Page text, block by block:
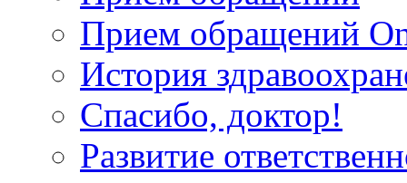
Прием обращений
История
Спасибо, доктор!
Развитие